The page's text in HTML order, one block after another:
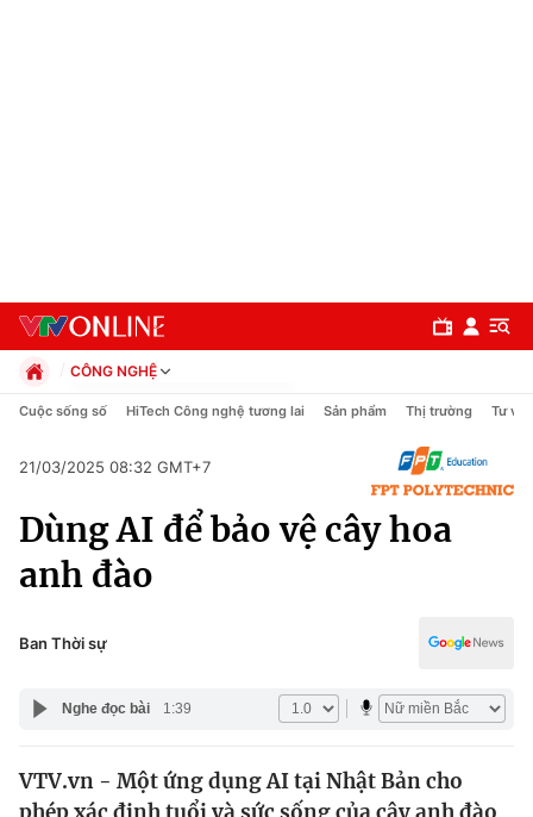
Chính trị
CÔNG NGHỆ
Chính trị
Pháp luật
Thể thao
Truyền hình
Văn hóa - Giải trí
Đời sống
Giáo dục
Cuộc sống số HiTech Công nghệ tương lai Sản phẩm Thị trường Tư vấn
21/03/2025 08:32 GMT+7
Dùng AI để bảo vệ cây hoa
anh đào
Ban Thời sự
Nghe đọc bài 1:39
VTV.vn - Một ứng dụng AI tại Nhật Bản cho